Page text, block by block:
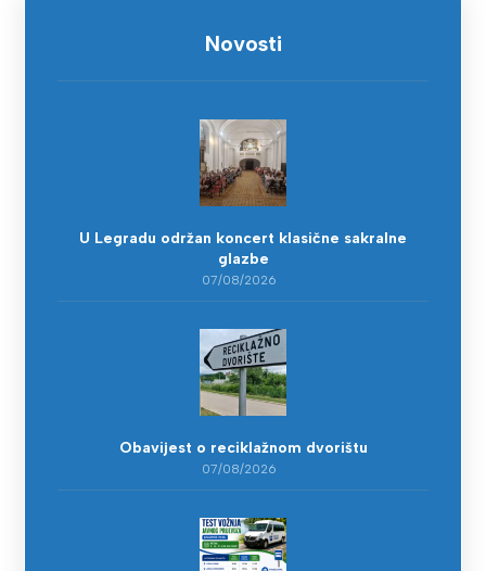
Novosti
U Legradu održan koncert klasične sakralne
glazbe
07/08/2026
Obavijest o reciklažnom dvorištu
07/08/2026